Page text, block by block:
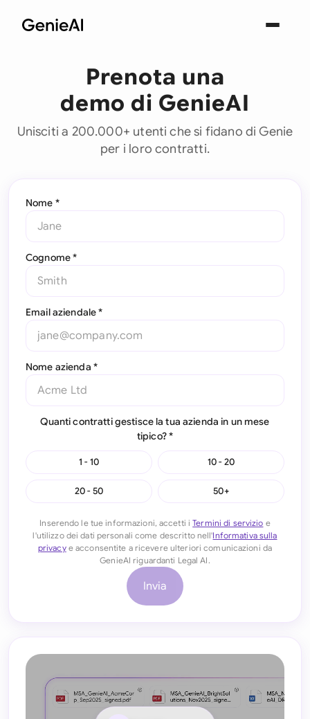
Prenota una
demo di GenieAI
Unisciti a 200.000+ utenti che si fidano di Genie
per i loro contratti.
Nome *
Cognome *
Email aziendale *
Nome azienda *
Quanti contratti gestisce la tua azienda in un mese
tipico? *
1 - 10 10 - 20
20 - 50 50+
Inserendo le tue informazioni, accetti iTermini di servizio e
l'utilizzo dei dati personali come descritto nell'Informativa sulla
privacye acconsentite a ricevere ulteriori comunicazioni da
GenieAI riguardanti Legal AI.
Invia